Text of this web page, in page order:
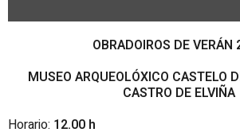
OBRADOIROS DE VERÁN
MUSEO ARQUEOLÓXICO CASTELO
CASTRO DE ELVIÑA
Horario: 12.00 h